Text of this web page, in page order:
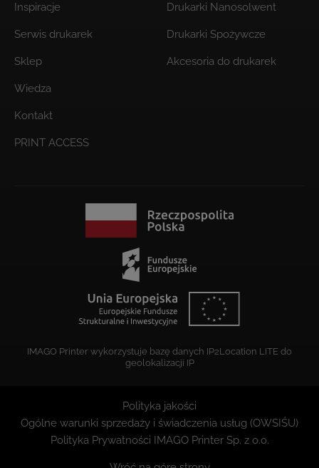
Inspiracje
Serwis drukarek
Sklep
Wiedza
Kontakt
PRINT ACCESS
Drukarki Nanosolwent
Drukarki Spożywcze
Akcesoria do drukarek
IMAGO Printer wykorzystuje bazę danych IP2Location LITE do
geolokalizacji IP
Polityka jakości
Ogólne warunki sprzedaży i świadczenia usług (OWSIŚU)
Polityka Prywatności IMAGO Printer Sp. z o.o.